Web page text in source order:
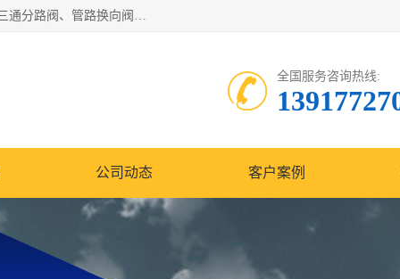
永嘉宣久机械科技有限公司主营：Y型换向阀、粉体换向阀、板式换向阀、三通换向阀、三通换向器、三通分路阀、管路换向阀等产品及服务。
全国服务咨询热线:
公司动态 客户案例